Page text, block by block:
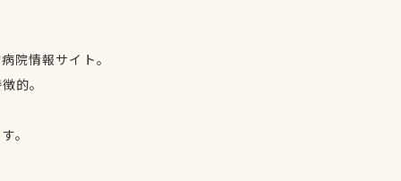
院情報サイト。
的。
。